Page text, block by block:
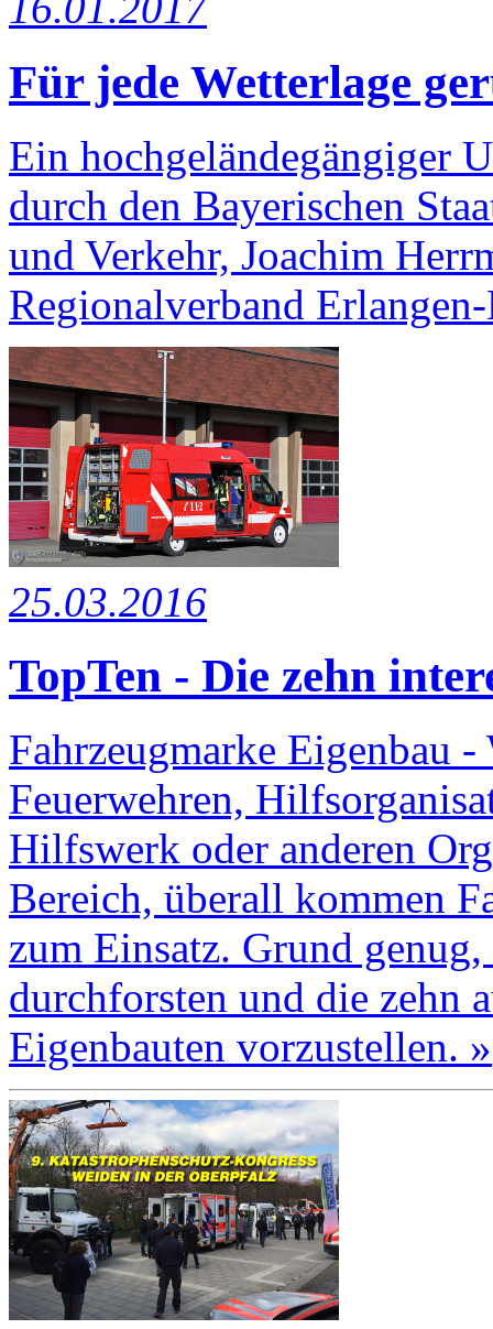
Für jede Wetterlage
Ein hochgeländegängiger
durch den Bayerischen
und Verkehr, Joachim
Regionalverband
25.03.2016
TopTen - Die zehn
Fahrzeugmarke Eigenbau
Feuerwehren,
Hilfswerk oder anderen
Bereich, überall kommen
zum Einsatz. Grund
durchforsten und die zehn
Eigenbauten vorzustellen. »